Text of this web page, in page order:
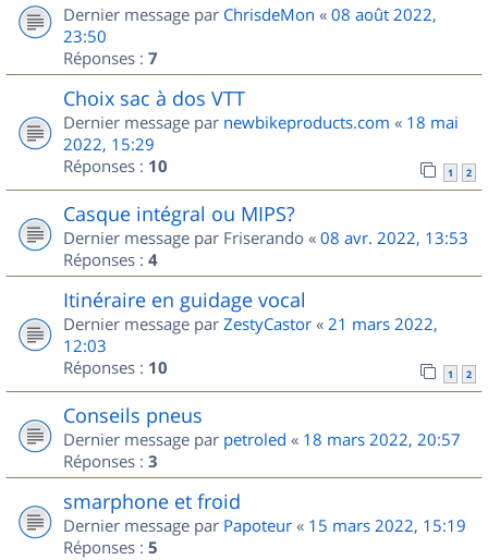
Dernier message par ChrisdeMon « 08 août 2022,
23:50
Réponses : 7
Choix sac à dos VTT
Dernier message par newbikeproducts.com « 18 mai
2022, 15:29
Réponses : 10 1 2
Casque intégral ou MIPS?
Dernier message par Friserando « 08 avr. 2022, 13:53
Réponses : 4
Itinéraire en guidage vocal
Dernier message par ZestyCastor « 21 mars 2022,
12:03
Réponses : 10 1 2
Conseils pneus
Dernier message par petroled « 18 mars 2022, 20:57
Réponses : 3
smarphone et froid
Dernier message par Papoteur « 15 mars 2022, 15:19
Réponses : 5